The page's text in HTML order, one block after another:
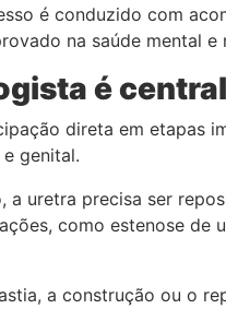
é conduzido com
na saúde mental e
é
direta em etapas
genital.
a uretra precisa ser
como estenose
a construção ou o